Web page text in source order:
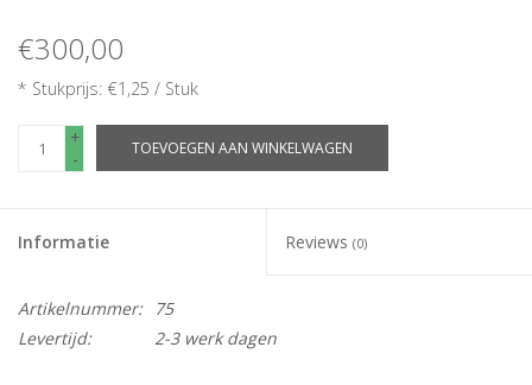
€300,00
* Stukprijs: €1,25 / Stuk
+
-
TOEVOEGEN AAN WINKELWAGEN
Informatie Reviews (0)
Artikelnummer:
75
Levertijd:
2-3 werk dagen